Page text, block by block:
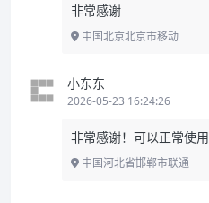
非常感谢
中国北京北京市移动
小东东
2026-05-23 16:24:26
非常感谢！可以正常使用
中国河北省邯郸市联通